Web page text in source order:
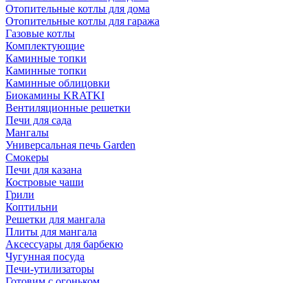
Отопительные котлы для дома
Отопительные котлы для гаража
Газовые котлы
Комплектующие
Каминные топки
Каминные топки
Каминные облицовки
Биокамины KRATKI
Вентиляционные решетки
Печи для сада
Мангалы
Универсальная печь Garden
Смокеры
Печи для казана
Костровые чаши
Грили
Коптильни
Решетки для мангала
Плиты для мангала
Аксессуары для барбекю
Чугунная посуда
Печи-утилизаторы